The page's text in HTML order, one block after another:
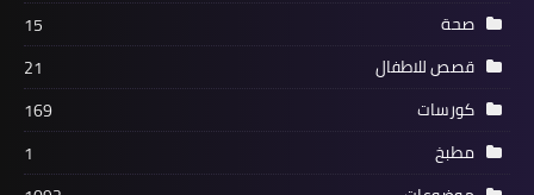
صحة
15
قصص للاطفال
21
كورسات
169
مطبخ
1